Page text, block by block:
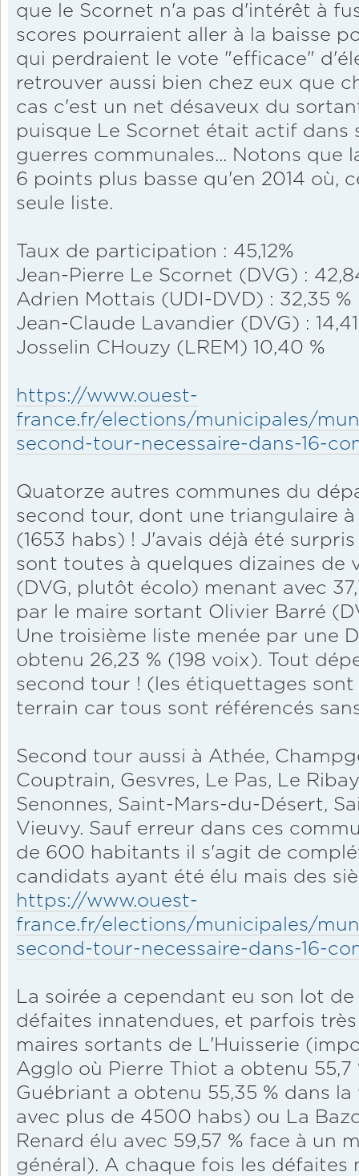
que le Scornet n'a pas d'intérêt à
scores pourraient aller à la baisse
qui perdraient le vote "efficace"
retrouver aussi bien chez eux que
cas c'est un net désaveux du
puisque Le Scornet était actif dans
guerres communales... Notons
6 points plus basse qu'en 2014 où,
seule liste.
Taux de participation : 45,12%
Jean-Pierre Le Scornet (DVG) :
Adrien Mottais (UDI-DVD) : 32,35 %
Jean-Claude Lavandier (DVG) :
Josselin CHouzy (LREM) 10,40 %
https://www.ouest-
france.fr/elections/municipales/
second-tour-necessaire-dans-16-
Quatorze autres communes du
second tour, dont une triangulaire
(1653 habs) ! J'avais déjà été
sont toutes à quelques dizaines de
(DVG, plutôt écolo) menant avec
par le maire sortant Olivier Barré
Une troisième liste menée par une
obtenu 26,23 % (198 voix). Tout
second tour ! (les étiquettages sont
terrain car tous sont référencés
Second tour aussi à Athée,
Couptrain, Gesvres, Le Pas, Le
Senonnes, Saint-Mars-du-Désert,
Vieuvy. Sauf erreur dans ces
de 600 habitants il s'agit de
candidats ayant été élu mais des
https://www.ouest-
france.fr/elections/municipales/
second-tour-necessaire-dans-16-
La soirée a cependant eu son lot
défaites innatendues, et parfois
maires sortants de L'Huisserie
Agglo où Pierre Thiot a obtenu
Guébriant a obtenu 55,35 % dans
avec plus de 4500 habs) ou La
Renard élu avec 59,57 % face à un
général). A chaque fois les défaites